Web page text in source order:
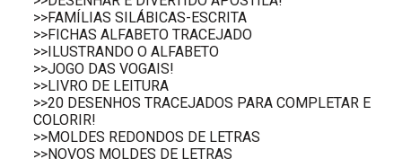
>>FAMÍLIAS SILÁBICAS-ESCRITA
>>FICHAS ALFABETO TRACEJADO
>>ILUSTRANDO O ALFABETO
>>JOGO DAS VOGAIS!
>>LIVRO DE LEITURA
>>20 DESENHOS TRACEJADOS PARA COMPLETAR E
COLORIR!
>>MOLDES REDONDOS DE LETRAS
>>NOVOS MOLDES DE LETRAS